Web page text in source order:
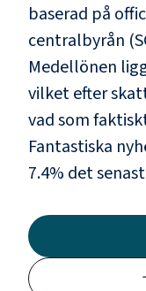
baserad på
centralbyrån
Medellönen
vilket efter
vad som
Fantastiska
7.4% det